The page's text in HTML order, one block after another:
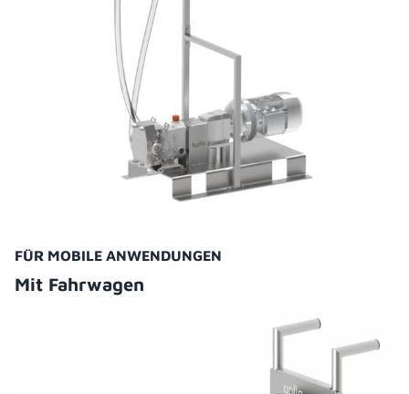
FÜR MOBILE ANWENDUNGEN
Mit Fahrwagen